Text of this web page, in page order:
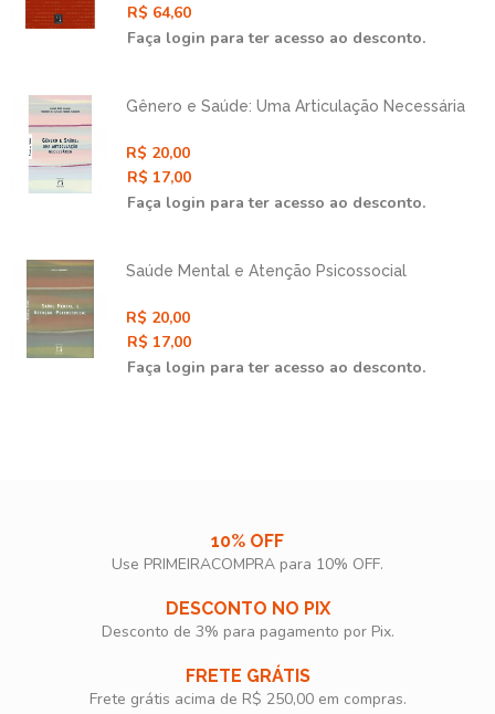
R$ 64,60
Faça login para ter acesso ao desconto.
Gênero e Saúde: Uma Articulação Necessária
R$ 20,00
R$ 17,00
Faça login para ter acesso ao desconto.
Saúde Mental e Atenção Psicossocial
R$ 20,00
R$ 17,00
Faça login para ter acesso ao desconto.
10% OFF
Use PRIMEIRACOMPRA para 10% OFF.​
DESCONTO NO PIX
Desconto de 3% para pagamento por Pix.
FRETE GRÁTIS
Frete grátis acima de R$ 250,00 em compras.